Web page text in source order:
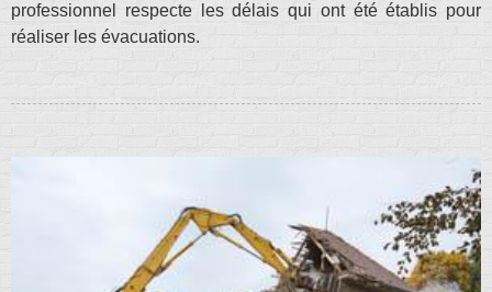
professionnel respecte les délais qui ont été établis pour
réaliser les évacuations.